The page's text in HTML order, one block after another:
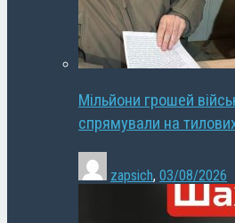
Мільйони грошей
спрямували на
zapsich, 03/08/2026